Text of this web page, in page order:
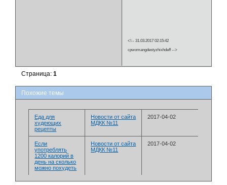
<!-- 31.03.2017 02:15:42
cpwomangdestyzhixhdeff -->
Страница:1
Похожие темы
Еда для
худеющих
рецепты
Новости от сайта
МДКК №11
2017-04-02
Если
употреблять
1200 калорий в
день на сколько
можно похудеть
Новости от сайта
МДКК №11
2017-04-02